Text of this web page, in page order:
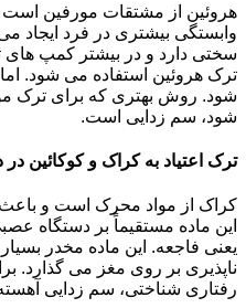
هروئین از مشتقات مورفین
وابستگی بیشتری در فرد ایجاد
سختی دارد و در بیشتر کمپ های
ترک هروئین استفاده می شود.
شود. روش بهتری که برای ترک
شود، سم زدایی است.
ترک اعتیاد به کراک و کوکائین در
کراک از مواد محرک است و باعث
این ماده مستقیماً بر دستگاه
یعنی فاجعه. این ماده مخدر
ناپذیری بر روی مغز می گذارد.
رفتاری شناختی، سم زدایی